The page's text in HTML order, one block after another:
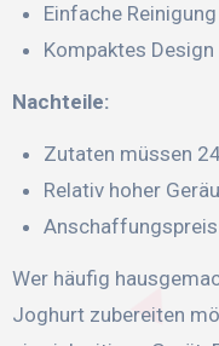
Einfache Reinigung
Kompaktes Design
Nachteile:
Zutaten müssen
Relativ hoher
Wer häufig
Joghurt zubereiten